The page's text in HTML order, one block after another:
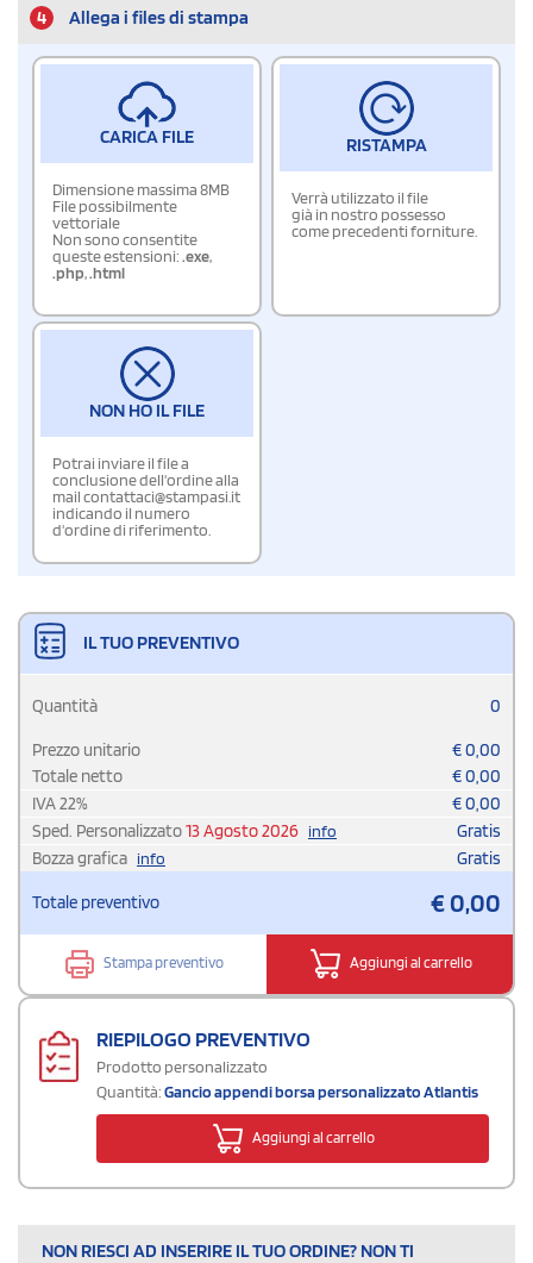
4 Allega i files di stampa
CARICA FILE
Dimensione massima 8MB
File possibilmente
vettoriale
Non sono consentite
queste estensioni:.exe,
.php,.html
RISTAMPA
Verrà utilizzato il file
già in nostro possesso
come precedenti forniture.
NON HO IL FILE
Potrai inviare il file a
conclusione dell'ordine alla
mail contattaci@stampasi.it
indicando il numero
d'ordine di riferimento.
IL TUO PREVENTIVO
Quantità 0
Prezzo unitario €0,00
Totale netto
€0,00
IVA22% €0,00
Sped. Personalizzato13 Agosto 2026 info
Gratis
Bozza grafica info Gratis
Totale preventivo €0,00
Stampa preventivo Aggiungi al carrello
RIEPILOGO PREVENTIVO
Prodotto personalizzato
Quantità:Gancio appendi borsa personalizzato Atlantis
Aggiungi al carrello
NON RIESCI AD INSERIRE IL TUO ORDINE? NON TI